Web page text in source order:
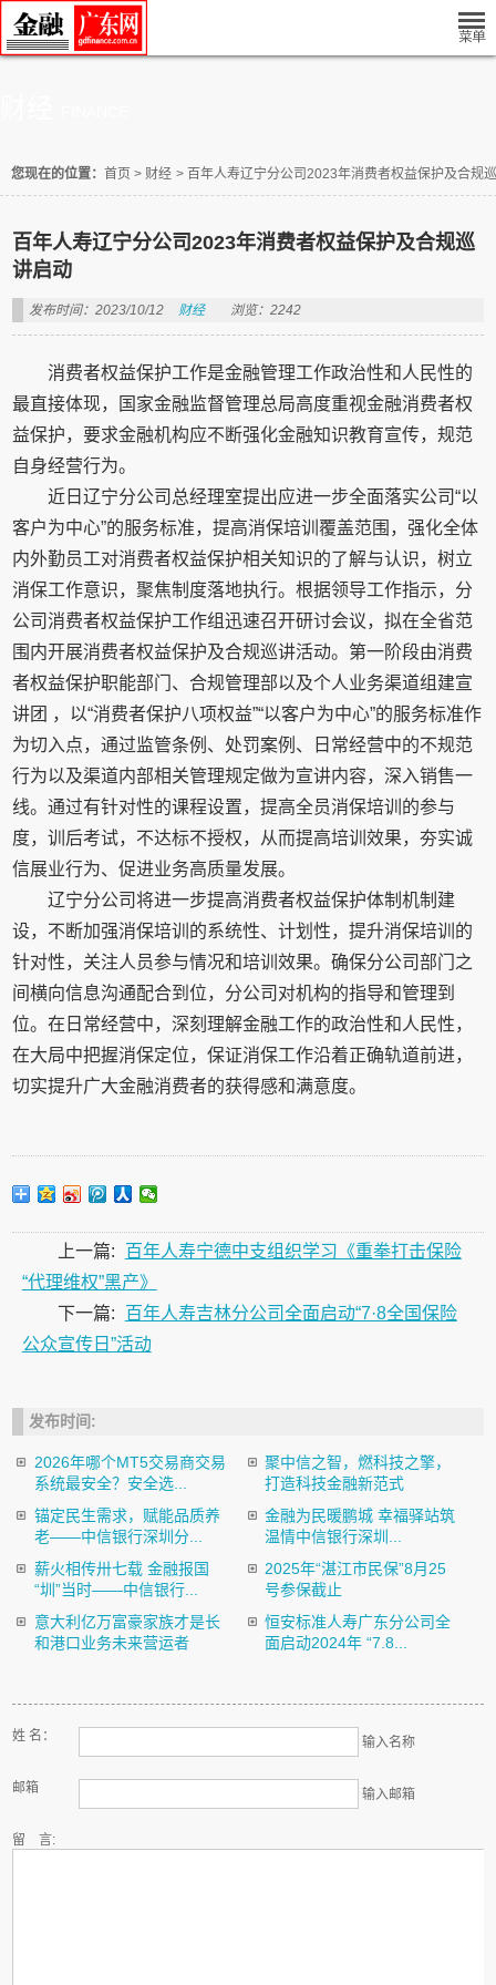
您现在的位置： 首页 > 财经 > 百年人寿辽宁分公司2023年消费者权益保护及合规
百年人寿辽宁分公司2023年消费者权益保护及合规巡
讲启动
发布时间：2023/10/12 财经 浏览：2242
消费者权益保护工作是金融管理工作政治性和人民性的
最直接体现，国家金融监督管理总局高度重视金融消费者权
益保护，要求金融机构应不断强化金融知识教育宣传，规范
自身经营行为。
近日辽宁分公司总经理室提出应进一步全面落实公司“以
客户为中心”的服务标准，提高消保培训覆盖范围，强化全体
内外勤员工对消费者权益保护相关知识的了解与认识，树立
消保工作意识，聚焦制度落地执行。根据领导工作指示，分
公司消费者权益保护工作组迅速召开研讨会议，拟在全省范
围内开展消费者权益保护及合规巡讲活动。第一阶段由消费
者权益保护职能部门、合规管理部以及个人业务渠道组建宣
讲团 ，以“消费者保护八项权益”“以客户为中心”的服务标准作
为切入点，通过监管条例、处罚案例、日常经营中的不规范
行为以及渠道内部相关管理规定做为宣讲内容，深入销售一
线。通过有针对性的课程设置，提高全员消保培训的参与
度，训后考试，不达标不授权，从而提高培训效果，夯实诚
信展业行为、促进业务高质量发展。
辽宁分公司将进一步提高消费者权益保护体制机制建
设，不断加强消保培训的系统性、计划性，提升消保培训的
针对性，关注人员参与情况和培训效果。确保分公司部门之
间横向信息沟通配合到位，分公司对机构的指导和管理到
位。在日常经营中，深刻理解金融工作的政治性和人民性，
在大局中把握消保定位，保证消保工作沿着正确轨道前进，
切实提升广大金融消费者的获得感和满意度。
上一篇:
百年人寿宁德中支组织学习《重拳打击保险
“代理维权”黑产》
下一篇:
百年人寿吉林分公司全面启动“7·8全国保险
公众宣传日”活动
发布时间:
2026年哪个MT5交易商交易
系统最安全？安全选...
聚中信之智，燃科技之擎，
打造科技金融新范式
锚定民生需求，赋能品质养
老——中信银行深圳分...
金融为民暖鹏城 幸福驿站筑
温情中信银行深圳...
薪火相传卅七载 金融报国
“圳”当时——中信银行...
2025年“湛江市民保”8月25
号参保截止
意大利亿万富豪家族才是长
和港口业务未来营运者
恒安标准人寿广东分公司全
面启动2024年 “7.8...
姓 名： 输入名称
邮箱 输入邮箱
留 言: